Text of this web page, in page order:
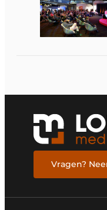
Vragen?